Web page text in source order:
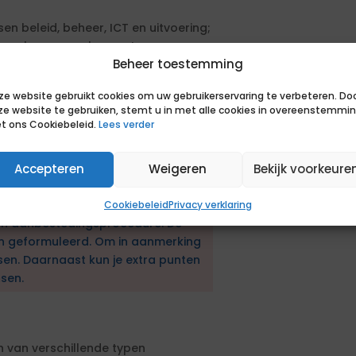
Beheer toestemming
website gebruikt cookies om uw gebruikerservaring te verbeteren.
website te gebruiken, stemt u in met alle cookies in
ons Cookiebeleid. Lees verder
Accepteren Weigeren Bekijk
CookiebeleidPrivacy verklaring
beleid, beheer, ICT en uitvoering;
kunnen maken met oog voor
aan scope en
operationele uitvoering en
van de termijn gepland.
aanbestedingsprocedure. De
geformuleerd. Om in aanmerking
Daarnaast kun je extra punten
van verschillende typen